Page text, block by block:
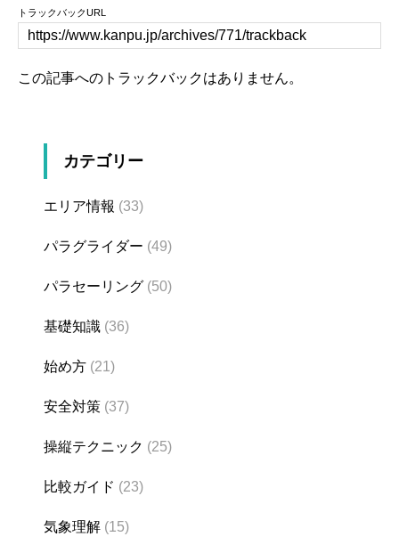
トラックバックURL
この記事へのトラックバックはありません。
カテゴリー
エリア情報 (33)
パラグライダー (49)
パラセーリング (50)
基礎知識 (36)
始め方 (21)
安全対策 (37)
操縦テクニック (25)
比較ガイド (23)
気象理解 (15)